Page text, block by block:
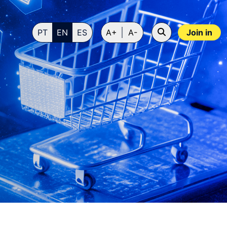
Join in
PT EN ES A+ A-